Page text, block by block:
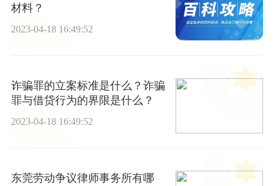
材料？
2023-04-18 16:49:52
诈骗罪的立案标准是什么？诈骗
罪与借贷行为的界限是什么？
2023-04-18 16:49:52
东莞劳动争议律师事务所有哪